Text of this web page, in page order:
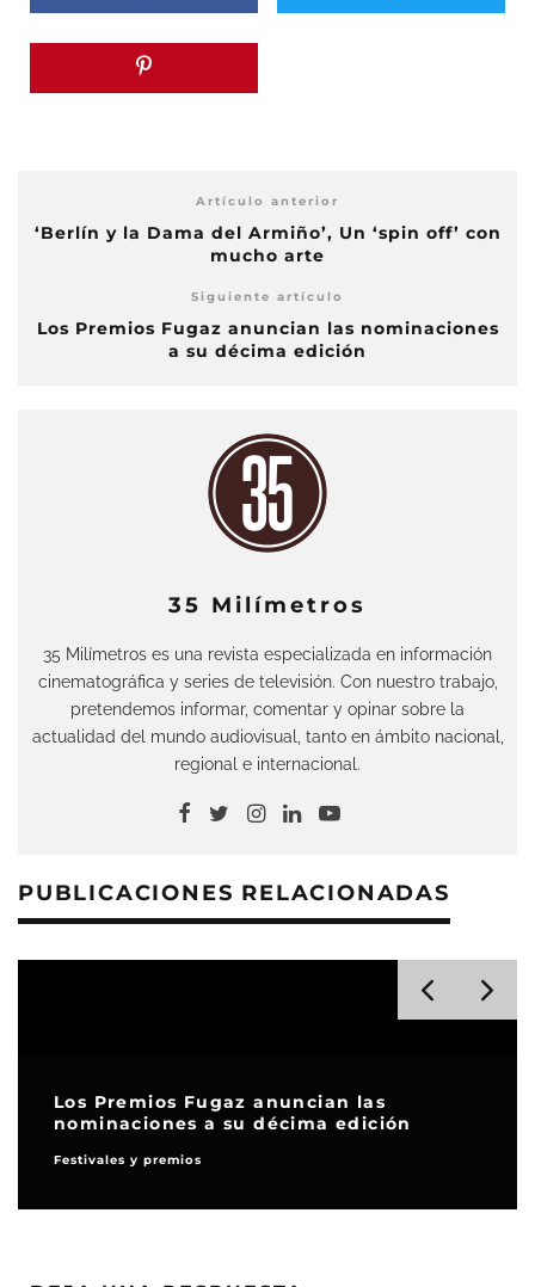
Artículo anterior
‘Berlín y la Dama del Armiño’, Un ‘spin off’ con
mucho arte
Siguiente artículo
Los Premios Fugaz anuncian las nominaciones
a su décima edición
35 Milímetros
35 Milímetros es una revista especializada en información
cinematográfica y series de televisión. Con nuestro trabajo,
pretendemos informar, comentar y opinar sobre la
actualidad del mundo audiovisual, tanto en ámbito nacional,
regional e internacional.
PUBLICACIONES RELACIONADAS
Los Premios Fugaz anuncian las
nominaciones a su décima edición
Festivales y premios